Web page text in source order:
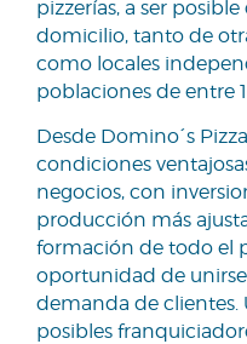
pizzerías, a ser
domicilio, tanto de
como locales
poblaciones de entre
Desde Domino´s
condiciones
negocios, con
producción más
formación de todo el
oportunidad de
demanda de clientes.
posibles